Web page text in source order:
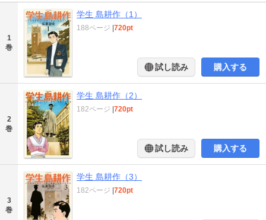
1
巻
学生 島耕作（1）
188ページ 720pt
試し読み 購入する
2
巻
学生 島耕作（2）
182ページ 720pt
試し読み 購入する
3
巻
学生 島耕作（3）
182ページ 720pt